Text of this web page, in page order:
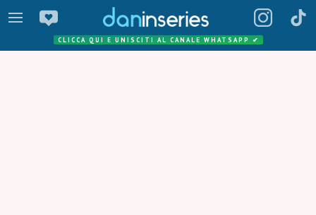
CLICCA QUI E UNISCITI AL CANALE WHATSAPP ✔